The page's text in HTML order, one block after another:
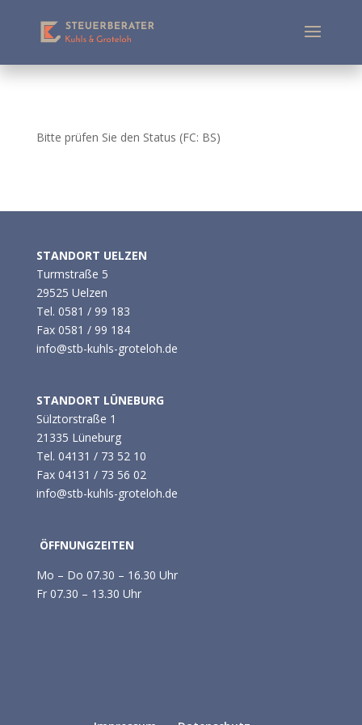
Bitte prüfen Sie den Status (FC: BS)
STANDORT UELZEN
Turmstraße 5
29525 Uelzen
Tel. 0581 / 99 183
Fax 0581 / 99 184
info@stb-kuhls-groteloh.de
STANDORT LÜNEBURG
Sülztorstraße 1
21335 Lüneburg
Tel. 04131 / 73 52 10
Fax 04131 / 73 56 02
info@stb-kuhls-groteloh.de
ÖFFNUNGZEITEN
Mo – Do 07.30 – 16.30 Uhr
Fr 07.30 – 13.30 Uhr